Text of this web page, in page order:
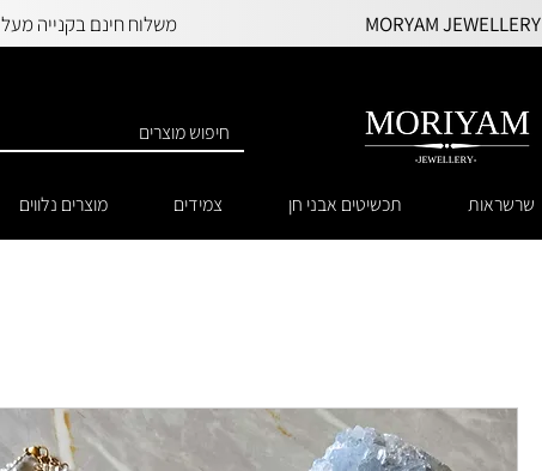
משלוח חינם בקנייה מעל 450 ש"ח MORYAM JEWELLERY
שרשראות תכשיטים אבני חן צמידים מוצרים נלווים